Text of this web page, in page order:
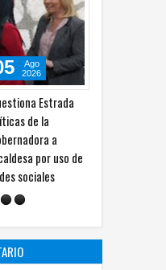
de
Pide Estrada incluir a
colectivos en debate
sobre paridad en
rectorías
05
Ago
2026